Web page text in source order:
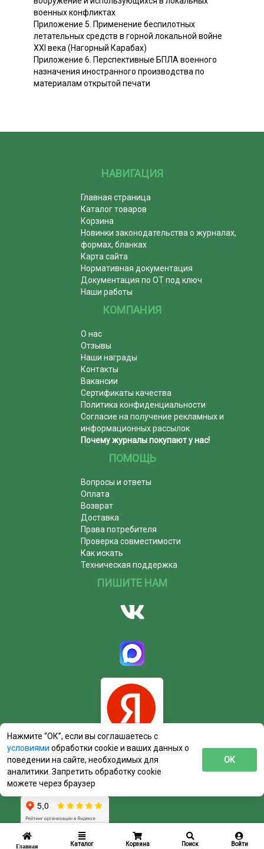
Главная Каталог Корзина Поиск Войти
военных конфликтах
Приложение 5. Применение беспилотных
летательных средств в горной локальной войне
XXI века (Нагорный Карабах)
Приложение 6. Перспективные БПЛА военного
назначения иностранного производства по
материалам открытой печати
НАВИГАЦИЯ
Главная страница
Каталог товаров
Корзина
Новинки законодательства о журналах,
формах, бланках
Карта сайта
Нормативная документация
Документация по ОТ под ключ
Наши работы
КОМПАНИЯ
О нас
Отзывы
Наши награды
Контакты
Вакансии
Сертификаты качества
Политика конфиденциальности
Согласие на получение рекламных и
информационных рассылок
Почему журналы покупают у нас!
ПОМОЩЬ
Вопросы и ответы
Оплата
Возврат
Доставка
Права потребителя
Проверка совместимости
Как искать
Техническая поддержка
ПИШИТЕ НАМ
Нажмите “ОК”, если вы соглашаетесь с
условиями обработки cookie и ваших данных о
поведении на сайте, необходимых для
аналитики. Запретить обработку cookie
можете через браузер
ОК